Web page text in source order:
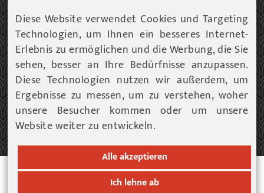
Diese Website verwendet Cookies und Targeting
Technologien, um Ihnen ein besseres Internet-
Erlebnis zu ermöglichen und die Werbung, die Sie
sehen, besser an Ihre Bedürfnisse anzupassen.
Diese Technologien nutzen wir außerdem, um
Ergebnisse zu messen, um zu verstehen, woher
unsere Besucher kommen oder um unsere
Website weiter zu entwickeln.
Alle akzeptieren
Ich lehne ab
Gemeinde Newsletter
Immer am aktuellsten Informationsstand!
Unser Infoservice liefert Ihnen, in periodischen
Abständen, Informationen rund um die Gemeinde
Fohnsdorf.
ZUM NEWSLETTER EINTRAG...
© 2026 Gemeinde Fohnsdorf |Datenschutz